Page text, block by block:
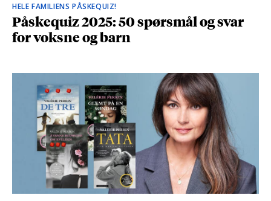
HELE FAMILIENS PÅSKEQUIZ!
Påskequiz 2025: 50 spørsmål og svar
for voksne og barn